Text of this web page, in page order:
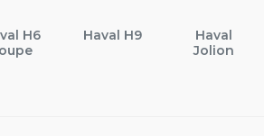
H6
Haval H9
Haval
Jolion